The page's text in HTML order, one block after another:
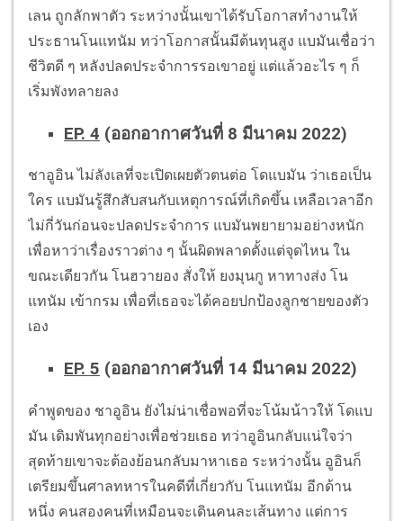
เลน ถูกลักพาตัว ระหว่างนั้นเขาได้รับโอกาสทำงานให้
ประธานโนแทนัม ทว่าโอกาสนั้นมีต้นทุนสูง แบมันเชื่อว่า
ชีวิตดี ๆ หลังปลดประจำการรอเขาอยู่ แต่แล้วอะไร ๆ ก็
เริ่มพังทลายลง
EP. 4 (ออกอากาศวันที่ 8 มีนาคม 2022)
ชาอูอิน ไม่ลังเลที่จะเปิดเผยตัวตนต่อ โดแบมัน ว่าเธอเป็น
ใคร แบมันรู้สึกสับสนกับเหตุการณ์ที่เกิดขึ้น เหลือเวลาอีก
ไม่กี่วันก่อนจะปลดประจำการ แบมันพยายามอย่างหนัก
เพื่อหาว่าเรื่องราวต่าง ๆ นั้นผิดพลาดตั้งแต่จุดไหน ใน
ขณะเดียวกัน โนฮวายอง สั่งให้ ยงมุนกู หาทางส่ง โน
แทนัม เข้ากรม เพื่อที่เธอจะได้คอยปกป้องลูกชายของตัว
เอง
EP. 5 (ออกอากาศวันที่ 14 มีนาคม 2022)
คำพูดของ ชาอูอิน ยังไม่น่าเชื่อพอที่จะโน้มน้าวให้ โดแบ
มัน เดิมพันทุกอย่างเพื่อช่วยเธอ ทว่าอูอินกลับแน่ใจว่า
สุดท้ายเขาจะต้องย้อนกลับมาหาเธอ ระหว่างนั้น อูอินก็
เตรียมขึ้นศาลทหารในคดีที่เกี่ยวกับ โนแทนัม อีกด้าน
หนึ่ง คนสองคนที่เหมือนจะเดินคนละเส้นทาง แต่การ